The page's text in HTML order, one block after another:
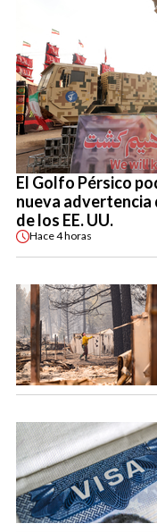
El Golfo Pérsico
nueva advertencia
de los EE. UU.
Hace4 horas